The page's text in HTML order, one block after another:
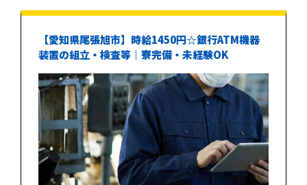
【愛知県尾張旭市】時給1450円☆銀行ATM機器
装置の組立・検査等｜寮完備・未経験OK